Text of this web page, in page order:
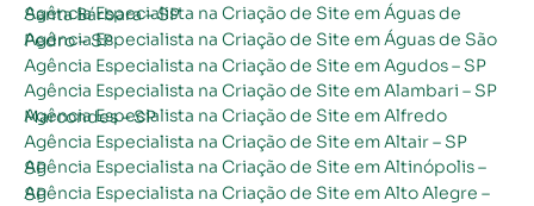
Agência Especialista na Criação de Site em Águas de Santa Bárbara – SP
Agência Especialista na Criação de Site em Águas de São Pedro – SP
Agência Especialista na Criação de Site em Agudos – SP
Agência Especialista na Criação de Site em Alambari – SP
Agência Especialista na Criação de Site em Alfredo Marcondes – SP
Agência Especialista na Criação de Site em Altair – SP
Agência Especialista na Criação de Site em Altinópolis – SP
Agência Especialista na Criação de Site em Alto Alegre – SP